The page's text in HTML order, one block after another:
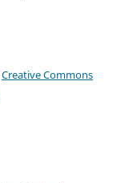
Creative Commons